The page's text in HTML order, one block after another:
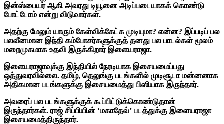
இன்ஸ்பையர் ஆகி அவரது டியூனை அடிப்படையாகக் கொண்டு
போட்டோம் என்று விடுவார்கள்.
அதற்கு மேலும் யாரும் கேள்விக்கேட்க முடியுமா? என்ன? இப்படிப் பல
பலவீனமான இந்தி கம்போசர்களுக்குத் தனது பல பாடல்கள் மூலம்
மறைமுகமாக உதவி இருக்கிறார் இளையராஜா.
இளையராஜாவுக்கு இந்தியில் நேரடியாக இசையமைப்பது
ஒத்துவரவில்லை. தமிழ், தெலுங்கு படங்களில் முடிசூடா மன்னனாக
அதிகமான படங்களுக்கு இசையமைத்து பிஸியாக இருந்தார்.
அவரைப் பல படங்களுக்குக் கூப்பிட்டுக்கொண்டுதான்
இருந்தார்கள். ராஜ் சிப்பியின் ‘மகாதேவ்’ படத்துக்கு இளையராஜா
இசையமைத்திருந்தார்.